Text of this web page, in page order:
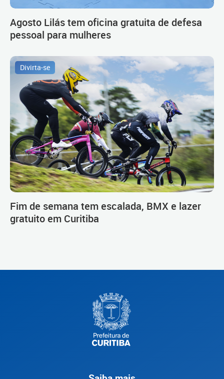
Agosto Lilás tem oficina gratuita de defesa
pessoal para mulheres
Divirta-se
Fim de semana tem escalada, BMX e lazer
gratuito em Curitiba